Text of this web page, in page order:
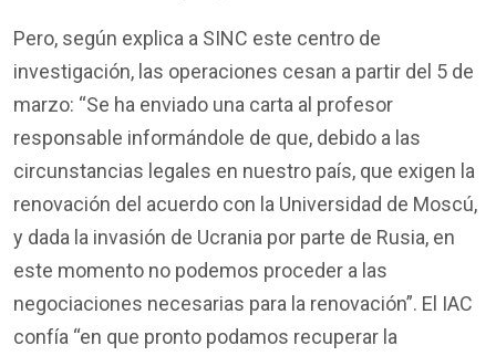
Pero, según explica a SINC este centro de
investigación, las operaciones cesan a partir del 5 de
marzo: “Se ha enviado una carta al profesor
responsable informándole de que, debido a las
circunstancias legales en nuestro país, que exigen la
renovación del acuerdo con la Universidad de Moscú,
y dada la invasión de Ucrania por parte de Rusia, en
este momento no podemos proceder a las
negociaciones necesarias para la renovación”. El IAC
confía “en que pronto podamos recuperar la